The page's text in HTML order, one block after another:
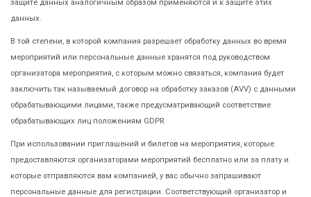
защите данных аналогичным образом применяются и к защите этих
данных.
В той степени, в которой компания разрешает обработку данных во время
мероприятий или персональные данные хранятся под руководством
организатора мероприятия, с которым можно связаться, компания будет
заключить так называемый договор на обработку заказов (AVV) с данными
обрабатывающими лицами, также предусматривающий соответствие
обрабатывающих лиц положениям GDPR.
При использовании приглашений и билетов на мероприятия, которые
предоставляются организаторами мероприятий бесплатно или за плату и
которые отправляются вам компанией, у вас обычно запрашивают
персональные данные для регистрации. Соответствующий организатор и